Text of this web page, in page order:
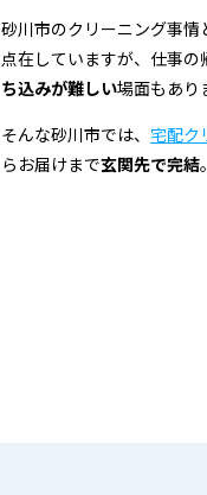
砂川市のクリーニング事情
点在していますが、仕事の
ち込みが難しい場面もあり
そんな砂川市では、 宅配ク
らお届けまで玄関先で完結